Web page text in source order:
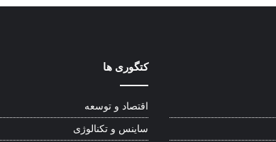
کتگوری ها
اقتصاد و توسعه
ساینس و تکنالوژی